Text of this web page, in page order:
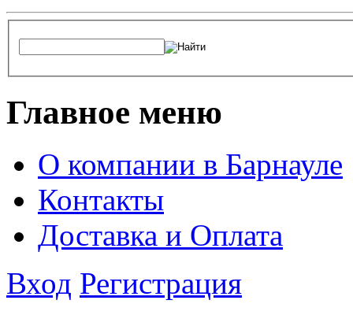
Главное меню
О компании в Барнауле
Контакты
Доставка и Оплата
Вход Регистрация